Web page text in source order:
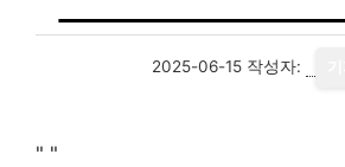
2025-06-15 작성자:
" "